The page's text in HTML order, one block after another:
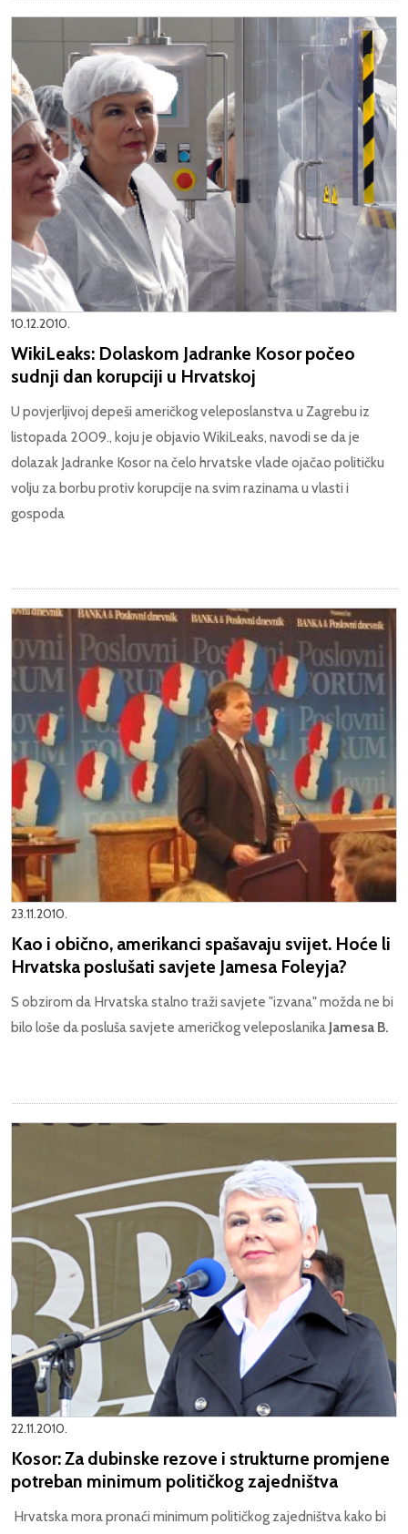
10.12.2010.
WikiLeaks: Dolaskom Jadranke Kosor počeo
sudnji dan korupciji u Hrvatskoj
U povjerljivoj depeši američkog veleposlanstva u Zagrebu iz
listopada 2009., koju je objavio WikiLeaks, navodi se da je
dolazak Jadranke Kosor na čelo hrvatske vlade ojačao političku
volju za borbu protiv korupcije na svim razinama u vlasti i
gospoda
23.11.2010.
Kao i obično, amerikanci spašavaju svijet. Hoće li
Hrvatska poslušati savjete Jamesa Foleyja?
S obzirom da Hrvatska stalno traži savjete "izvana" možda ne bi
bilo loše da posluša savjete američkog veleposlanika Jamesa B.
22.11.2010.
Kosor: Za dubinske rezove i strukturne promjene
potreban minimum političkog zajedništva
Hrvatska mora pronaći minimum političkog zajedništva kako bi